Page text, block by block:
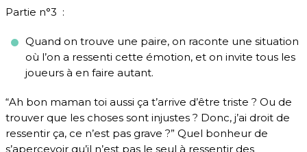
Partie n°3 :
Quand on trouve une paire, on raconte une situation
où l’on a ressenti cette émotion, et on invite tous les
joueurs à en faire autant.
“Ah bon maman toi aussi ça t’arrive d’être triste ? Ou de
trouver que les choses sont injustes ? Donc, j’ai droit de
ressentir ça, ce n’est pas grave ?” Quel bonheur de
s’apercevoir qu’il n’est pas le seul à ressentir des